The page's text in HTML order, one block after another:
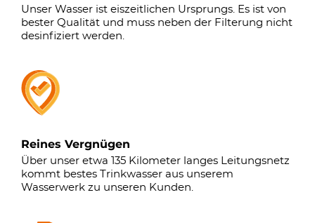
Unser Wasser ist eiszeitlichen Ursprungs. Es ist von
bester Qualität und muss neben der Filterung nicht
desinfiziert werden.
Reines Vergnügen
Über unser etwa 135 Kilometer langes Leitungsnetz
kommt bestes Trinkwasser aus unserem
Wasserwerk zu unseren Kunden.